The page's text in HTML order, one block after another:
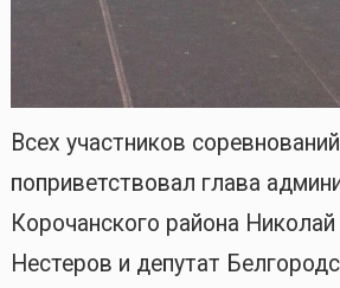
Всех участников соревнований
поприветствовал глава
Корочанского района
Нестеров и депутат